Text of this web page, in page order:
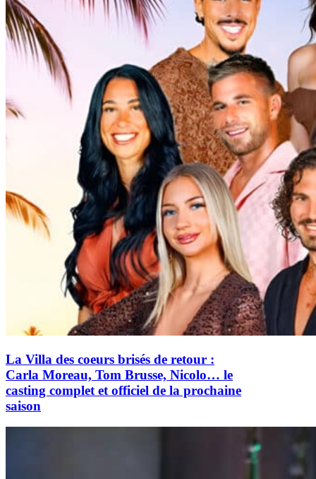
La Villa des coeurs brisés de retour :
Carla Moreau, Tom Brusse, Nicolo… le
casting complet et officiel de la prochaine
saison